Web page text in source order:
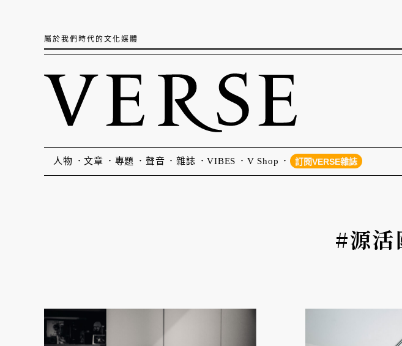
屬於我們時代的文化媒體
人物 文章 專題 聲音 雜誌 VIBES V Shop 訂閱VERSE雜誌
#源活